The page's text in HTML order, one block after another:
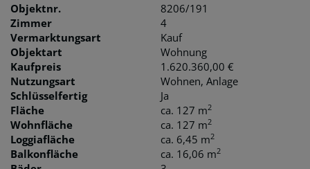
Objektnr.
8206/191
Zimmer
4
Vermarktungsart
Kauf
Objektart
Wohnung
Kaufpreis
1.620.360,00 €
Nutzungsart
Wohnen Anlage
Schlüsselfertig
Ja
Fläche
ca. 127 m2
Wohnfläche ca. 127 m2
Loggiafläche ca. 6,45 m2
Balkonfläche ca. 16,06 m2